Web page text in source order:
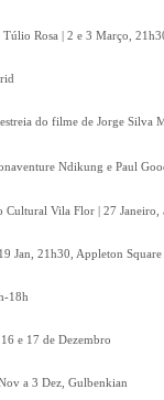
Túlio Rosa | 2 e 3 Março,
do filme de Jorge Silva
Ndikung e Paul
Cultural Vila Flor | 27 Janeiro,
Jan, 21h30, Appleton Square
18h
e 17 de Dezembro
a 3 Dez, Gulbenkian